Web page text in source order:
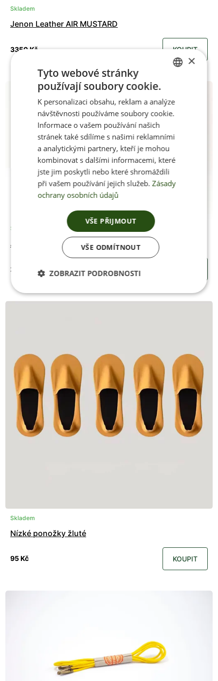
Skladem
Jenon Leather AIR MUSTARD
3350 Kč KOUPIT
Skladem
Jenon Leather HUARACHE SAND
2350 Kč
Skladem
Nízké ponožky žluté
95 Kč KOUPIT
ENGLISH
×
Tyto webové stránky
používají soubory cookie.
K personalizaci obsahu, reklam a analýze
návštěvnosti používáme soubory cookie.
Informace o vašem používání našich
stránek také sdílíme s našimi reklamními
a analytickými partnery, kteří je mohou
kombinovat s dalšími informacemi, které
jste jim poskytli nebo které shromáždili
při vašem používání jejich služeb. Zásady
ochrany osobních údajů
VŠE PŘIJMOUT
VŠE ODMÍTNOUT
ZOBRAZIT PODROBNOSTI